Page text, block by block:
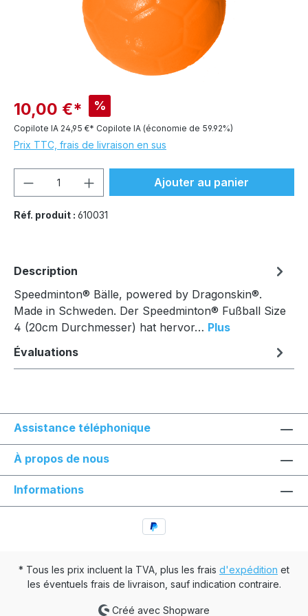
10,00 €* %
Copilote IA 24,95 €* Copilote IA (économie de 59.92%)
Prix TTC, frais de livraison en sus
Quantité de produit : Entrez la
Ajouter au panier
Réf. produit : 610031
Description
Speedminton® Bälle, powered by Dragonskin®.
Made in Schweden. Der Speedminton® Fußball Size
4 (20cm Durchmesser) hat hervor… Plus
Évaluations
Assistance téléphonique
À propos de nous
Informations
* Tous les prix incluent la TVA, plus les frais d'expédition et
les éventuels frais de livraison, sauf indication contraire.
Créé avec Shopware